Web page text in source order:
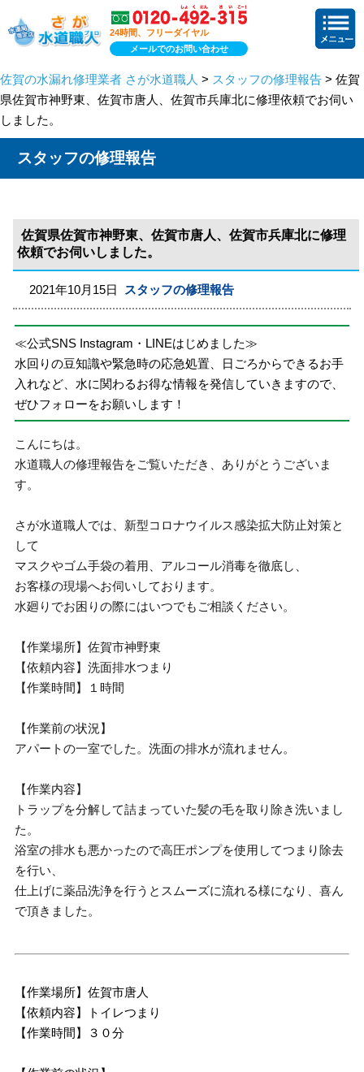
24時間、フリーダイヤル
メールでのお問い合わせ
佐賀の水漏れ修理業者 さが水道職人 > スタッフの修理報告 > 佐賀
県佐賀市神野東、佐賀市唐人、佐賀市兵庫北に修理依頼でお伺い
しました。
スタッフの修理報告
佐賀県佐賀市神野東、佐賀市唐人、佐賀市兵庫北に修理
依頼でお伺いしました。
2021年10月15日 スタッフの修理報告
≪公式SNS Instagram・LINEはじめました≫
水回りの豆知識や緊急時の応急処置、日ごろからできるお手
入れなど、水に関わるお得な情報を発信していきますので、
ぜひフォローをお願いします！
こんにちは。
水道職人の修理報告をご覧いただき、ありがとうございま
す。
さが水道職人では、新型コロナウイルス感染拡大防止対策と
して
マスクやゴム手袋の着用、アルコール消毒を徹底し、
お客様の現場へお伺いしております。
水廻りでお困りの際にはいつでもご相談ください。
【作業場所】佐賀市神野東
【依頼内容】洗面排水つまり
【作業時間】１時間
【作業前の状況】
アパートの一室でした。洗面の排水が流れません。
【作業内容】
トラップを分解して詰まっていた髪の毛を取り除き洗いまし
た。
浴室の排水も悪かったので高圧ポンプを使用してつまり除去
を行い、
仕上げに薬品洗浄を行うとスムーズに流れる様になり、喜ん
で頂きました。
【作業場所】佐賀市唐人
【依頼内容】トイレつまり
【作業時間】３０分